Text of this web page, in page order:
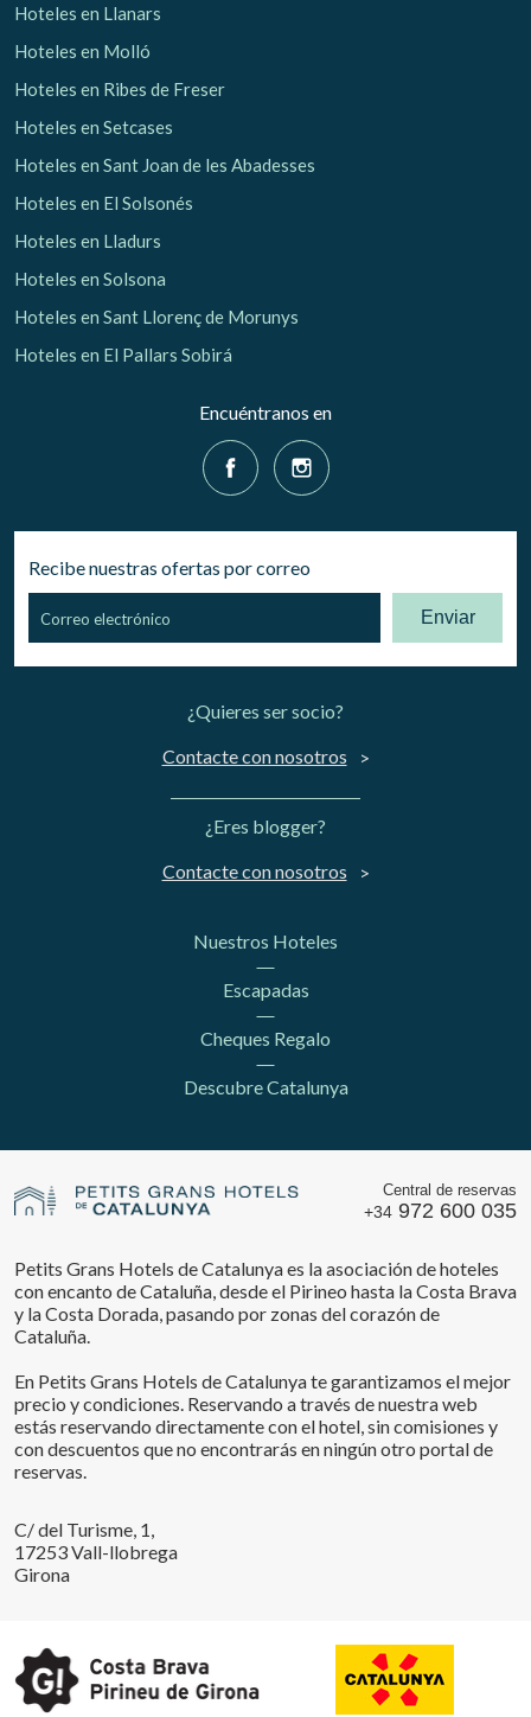
Hoteles en Llanars
Hoteles en Molló
Hoteles en Ribes de Freser
Hoteles en Setcases
Hoteles en Sant Joan de les Abadesses
Hoteles en El Solsonés
Hoteles en Lladurs
Hoteles en Solsona
Hoteles en Sant Llorenç de Morunys
Hoteles en El Pallars Sobirá
Encuéntranos en
Recibe nuestras ofertas por correo
Enviar
¿Quieres ser socio?
Contacte con nosotros
¿Eres blogger?
Contacte con nosotros
Nuestros Hoteles
Escapadas
Cheques Regalo
Descubre Catalunya
Central de reservas
+34 972 600 035
Petits Grans Hotels de Catalunya es la asociación de hoteles
con encanto de Cataluña, desde el Pirineo hasta la Costa Brava
y la Costa Dorada, pasando por zonas del corazón de
Cataluña.
En Petits Grans Hotels de Catalunya te garantizamos el mejor
precio y condiciones. Reservando a través de nuestra web
estás reservando directamente con el hotel, sin comisiones y
con descuentos que no encontrarás en ningún otro portal de
reservas.
C/ del Turisme, 1,
17253 Vall-llobrega
Girona